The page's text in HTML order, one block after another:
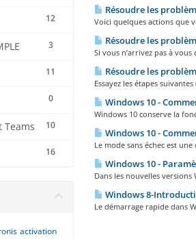
12
3
11
0
10
Teams
16
Résoudre les
Voici quelques actions que
Résoudre les
Si vous n’arrivez pas à
Résoudre les
Essayez les étapes
Windows 10 -
Windows 10 conserve la
Windows 10 -
Le mode sans échec est
Windows 10 -
Dans les nouvelles
Windows 8-
Le démarrage rapide dans
activation